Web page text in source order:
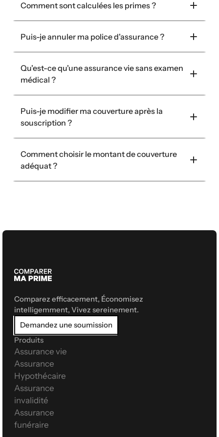
Comment sont calculées les primes ?
Puis-je annuler ma police d'assurance ?
Qu'est-ce qu'une assurance vie sans examen
médical ?
Puis-je modifier ma couverture après la
souscription ?
Comment choisir le montant de couverture
adéquat ?
Comparez efficacement, Économisez
intelligemment, Vivez sereinement.
Demandez une soumission
Produits
Assurance vie
Assurance
Hypothécaire
Assurance
invalidité
Assurance
funéraire